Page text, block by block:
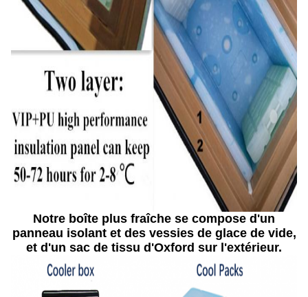
Notre boîte plus fraîche se compose d'un
panneau isolant et des vessies de glace de vide,
et d'un sac de tissu d'Oxford sur l'extérieur.